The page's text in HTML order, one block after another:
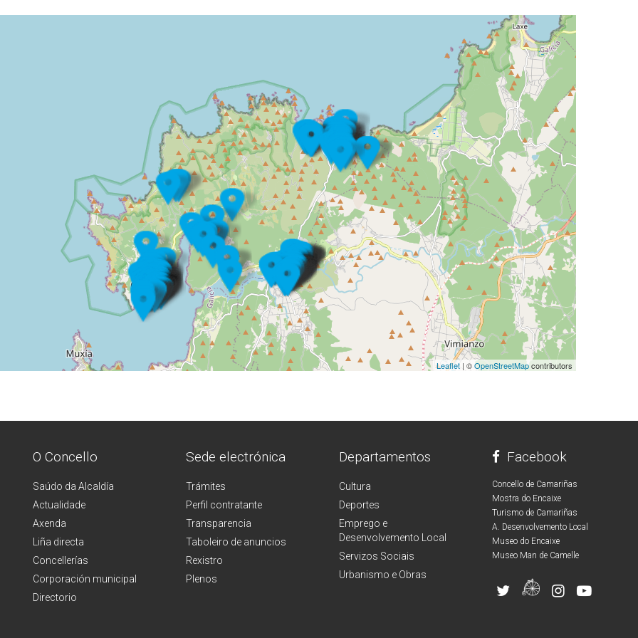
Leaflet | ©OpenStreetMapcontributors
O Concello
Saúdo da Alcaldía
Actualidade
Axenda
Liña directa
Concellerías
Corporación municipal
Directorio
Sede electrónica
Trámites
Perfil contratante
Transparencia
Taboleiro de anuncios
Rexistro
Plenos
Departamentos
Cultura
Deportes
Emprego e
Desenvolvemento Local
Servizos Sociais
Urbanismo e Obras
Facebook
Concello de Camariñas
Mostra do Encaixe
Turismo de Camariñas
A. Desenvolvemento Local
Museo do Encaixe
Museo Man de Camelle